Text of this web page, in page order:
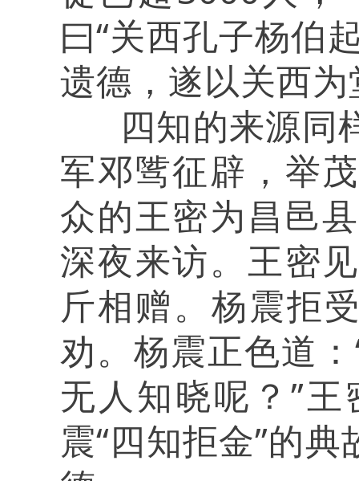
曰“关西孔子杨伯
遗德，遂以关西
四知的来源同
军邓骘征辟，举
众的王密为昌邑
深夜来访。王密
斤相赠。杨震拒
劝。杨震正色道
无人知晓呢？”
震“四知拒金”的